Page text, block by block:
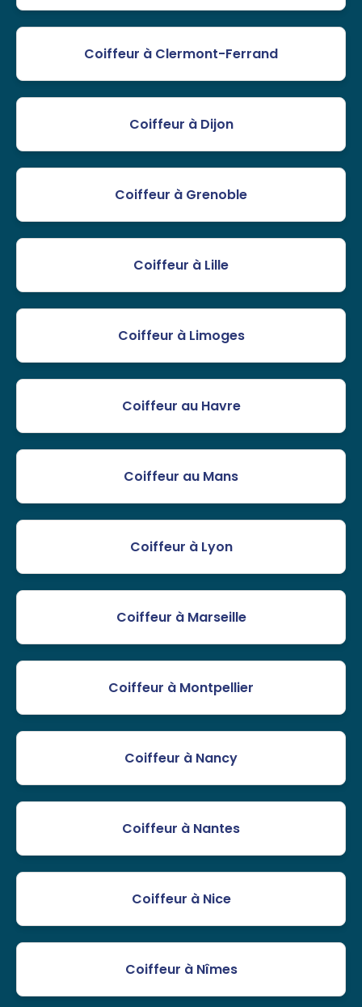
Coiffeur à Clermont-Ferrand
Coiffeur à Dijon
Coiffeur à Grenoble
Coiffeur à Lille
Coiffeur à Limoges
Coiffeur au Havre
Coiffeur au Mans
Coiffeur à Lyon
Coiffeur à Marseille
Coiffeur à Montpellier
Coiffeur à Nancy
Coiffeur à Nantes
Coiffeur à Nice
Coiffeur à Nîmes